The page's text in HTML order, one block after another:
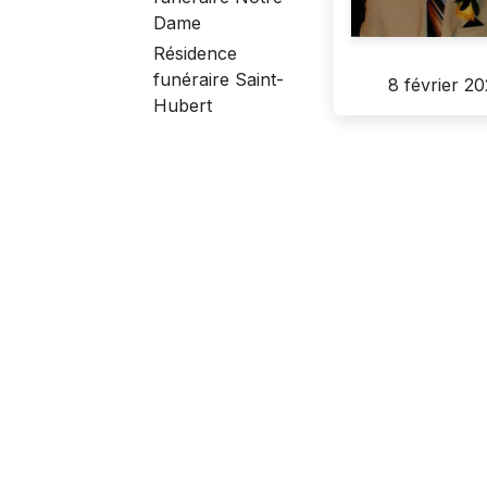
Dame
Résidence
funéraire Saint-
Hubert
8 février